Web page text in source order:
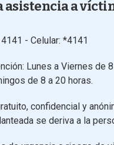
asistencia a
- Celular: *4141
Lunes a Viernes de
de 8 a 20 horas.
confidencial y
se deriva a la